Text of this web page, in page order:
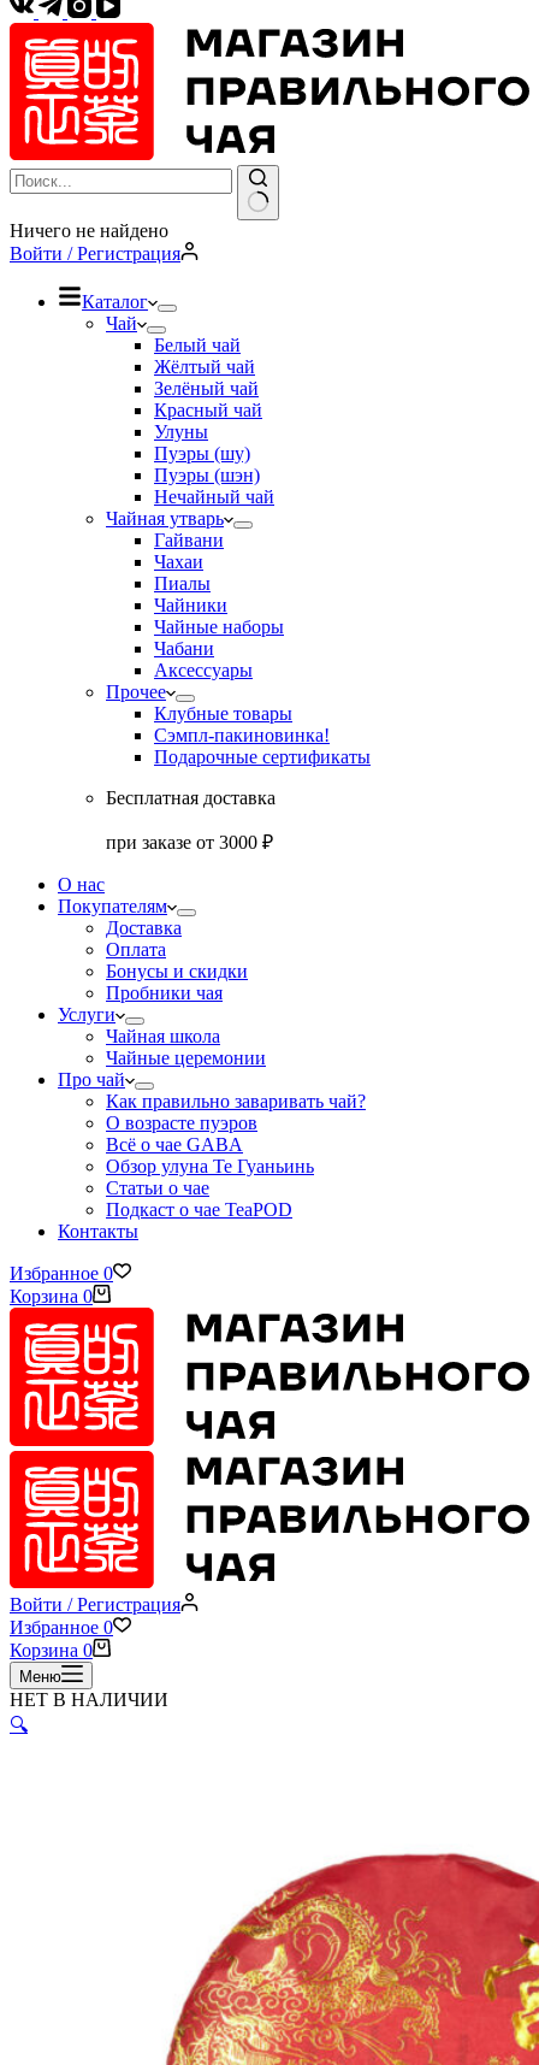
Ничего не найдено
Войти / Регистрация
Каталог
Чай
Белый чай
Жёлтый чай
Зелёный чай
Красный чай
Улуны
Пуэры (шу)
Пуэры (шэн)
Нечайный чай
Чайная утварь
Гайвани
Чахаи
Пиалы
Чайники
Чайные наборы
Чабани
Аксессуары
Прочее
Клубные товары
Сэмпл-пакиновинка!
Подарочные сертификаты
Бесплатная доставка
при заказе от 3000 ₽
О нас
Покупателям
Доставка
Оплата
Бонусы и скидки
Пробники чая
Услуги
Чайная школа
Чайные церемонии
Про чай
Как правильно заваривать чай?
О возрасте пуэров
Всё о чае GABA
Обзор улуна Те Гуаньинь
Статьи о чае
Подкаст о чае TeaPOD
Контакты
Избранное 0
Корзина 0
Войти / Регистрация
Избранное 0
Корзина 0
Меню
НЕТ В НАЛИЧИИ
🔍